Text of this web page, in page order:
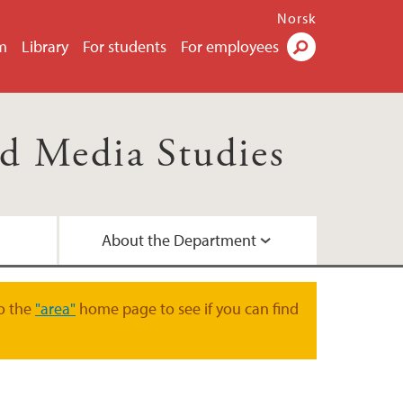
Library For students For employees
Norsk
Media Studies
About the Department
the "area" home page to see if you can find